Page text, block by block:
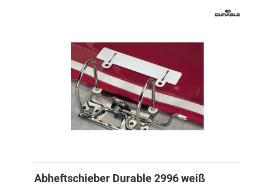
Abheftschieber Durable 2996 weiß